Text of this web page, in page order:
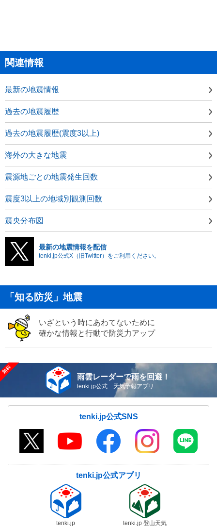
関連情報
最新の地震情報
過去の地震履歴
過去の地震履歴(震度3以上)
海外の大きな地震
震源地ごとの地震発生回数
震度3以上の地域別観測回数
震央分布図
最新の地震情報を配信
tenki.jp公式X（旧Twitter）をご利用ください。
「知る防災」地震
いざという時にあわてないために
確かな情報と行動で防災力アップ
雨雲レーダーで雨を回避！
tenki.jp公式 天気予報アプリ
tenki.jp公式SNS
tenki.jp公式アプリ
tenki.jp tenki.jp 登山天気